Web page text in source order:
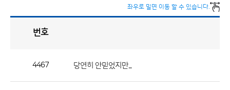
좌우로 밀면 이동 할 수 있습니다.
번호
4467 당연히 안믿었지만...